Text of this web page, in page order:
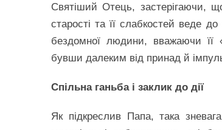
Святіший Отець, застерігаючи,
старості та її слабкостей веде
бездомної людини, вважаючи її
бувши далеким від принад й
Спільна ганьба і заклик до дії
Як підкреслив Папа, така